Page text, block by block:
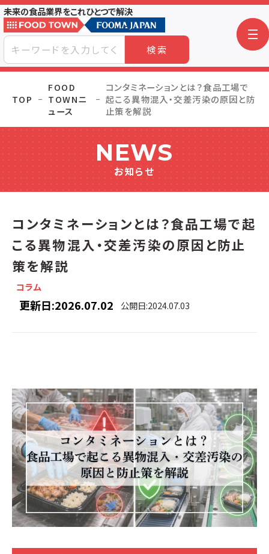
未来の食品業界をこれひとつで解決
検索
TOP
FOOD
TOWNニ
ュース
コンタミネーションとは？食品工場で
起こる異物混入・交差汚染の原因と防
止策を解説
NEWS
お知らせ
コンタミネーションとは？食品工場で起
こる異物混入・交差汚染の原因と防止
策を解説
コラム
更新日:2026.07.02 公開日:2024.07.03